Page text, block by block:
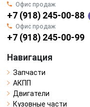
Офис продаж
+7 (918) 245-00-88
Офис продаж
+7 (918) 245-00-99
Навигация
Запчасти
АКПП
Двигатели
Кузовные части